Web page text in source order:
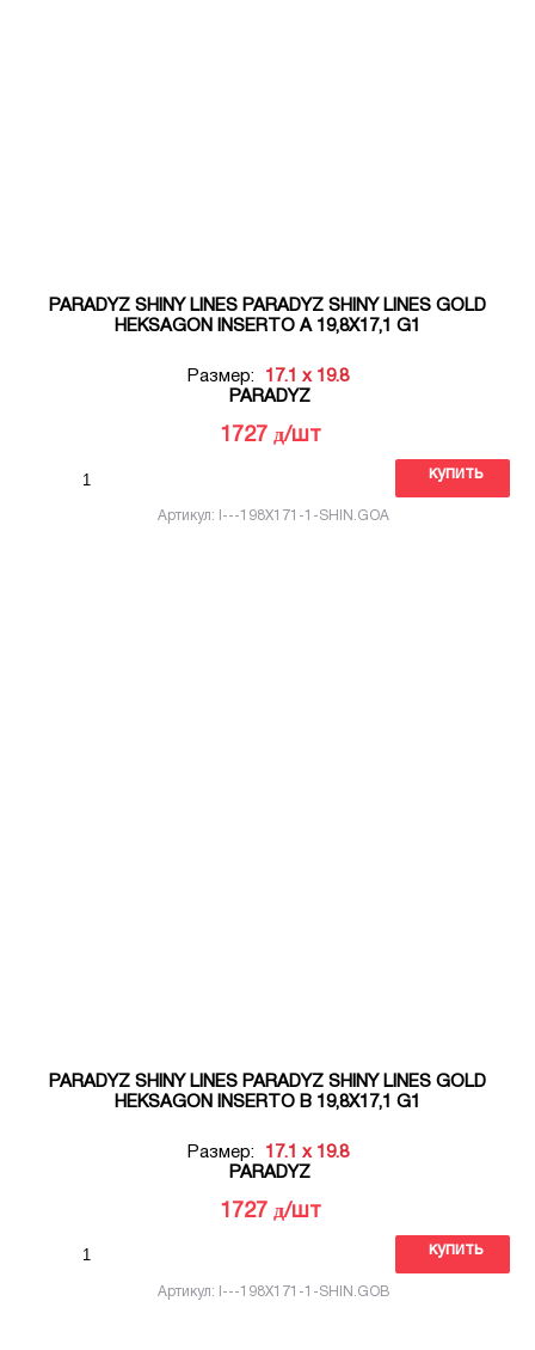
PARADYZ SHINY LINES PARADYZ SHINY LINES GOLD
HEKSAGON INSERTO A 19,8X17,1 G1
Размер:
17.1 x 19.8
PARADYZ
1727 д/шт
купить
Артикул: I---198X171-1-SHIN.GOA
PARADYZ SHINY LINES PARADYZ SHINY LINES GOLD
HEKSAGON INSERTO B 19,8X17,1 G1
Размер:
17.1 x 19.8
PARADYZ
1727 д/шт
купить
Артикул: I---198X171-1-SHIN.GOB